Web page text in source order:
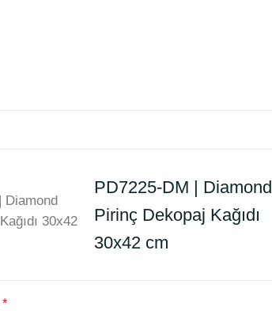
PD7225-DM | Diamond
Pirinç Dekopaj Kağıdı
30x42 cm
*